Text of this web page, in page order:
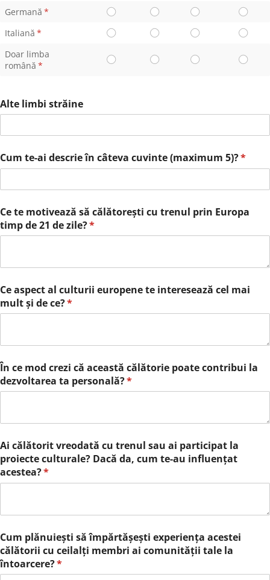
Germană *
(richiesto)
Italiană *
(richiesto)
Doar limba
română *
(richiesto)
Alte limbi străine
Cum te-ai descrie în câteva cuvinte (maximum 5)?*
Ce te motivează să călătorești cu trenul prin Europa
timp de 21 de zile?*
(richiesto)
Ce aspect al culturii europene te interesează cel mai
mult și de ce?*
(richiesto)
În ce mod crezi că această călătorie poate contribui la
dezvoltarea ta personală?*
(richiesto)
Ai călătorit vreodată cu trenul sau ai participat la
proiecte culturale? Dacă da, cum te-au influențat
acestea?*
(richiesto)
Cum plănuiești să împărtășești experiența acestei
călătorii cu ceilalți membri ai comunității tale la
întoarcere?*
(richiesto)